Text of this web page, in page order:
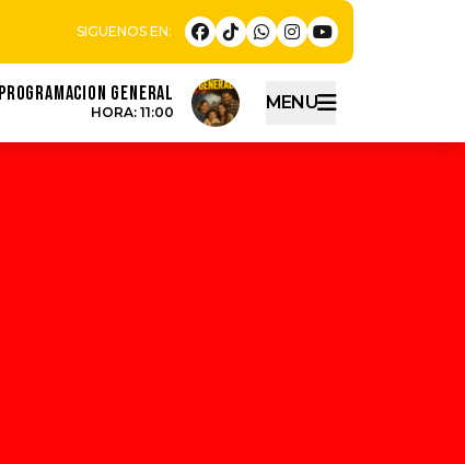
PROGRAMACION GENERAL
HORA: 11:00 MENU